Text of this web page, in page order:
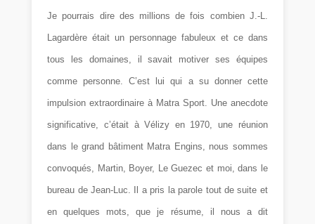
Je pourrais dire des millions de fois combien J.-L.
Lagardère était un personnage fabuleux et ce dans
tous les domaines, il savait motiver ses équipes
comme personne. C’est lui qui a su donner cette
impulsion extraordinaire à Matra Sport. Une anecdote
significative, c’était à Vélizy en 1970, une réunion
dans le grand bâtiment Matra Engins, nous sommes
convoqués, Martin, Boyer, Le Guezec et moi, dans le
bureau de Jean-Luc. Il a pris la parole tout de suite et
en quelques mots, que je résume, il nous a dit